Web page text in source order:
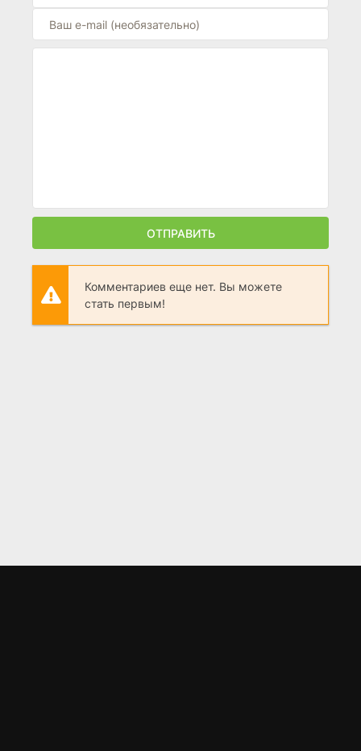
ОТПРАВИТЬ
Комментариев еще нет. Вы можете
стать первым!